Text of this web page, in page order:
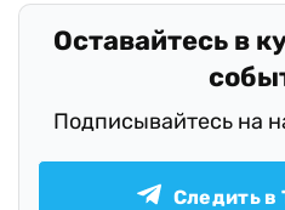
Оставайтесь в
Подписывайтесь на
Следить в